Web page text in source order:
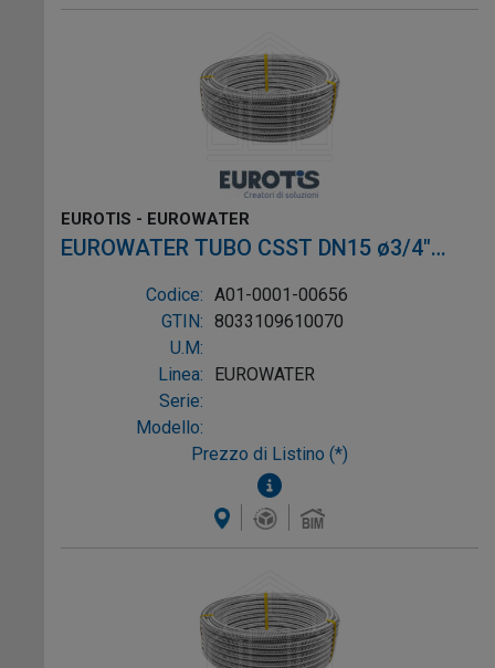
EUROTIS - EUROWATER
EUROWATER TUBO CSST DN15 ø3/4"
L.30m AISI304 W-1P
Codice: A01-0001-00656
GTIN: 8033109610070
U.M:
Linea:
EUROWATER
Serie:
Modello:
Prezzo di Listino (*)